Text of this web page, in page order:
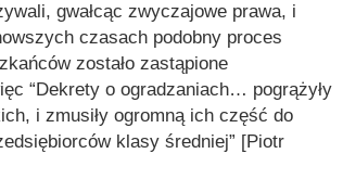
gwałcąc zwyczajowe prawa, i
czasach podobny proces
zostało zastąpione
“Dekrety o ogradzaniach… pogrążyły
i zmusiły ogromną ich część do
klasy średniej” [Piotr